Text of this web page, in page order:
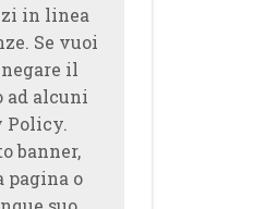
in linea
Se vuoi
il
ad alcuni
Policy.
banner,
pagina o